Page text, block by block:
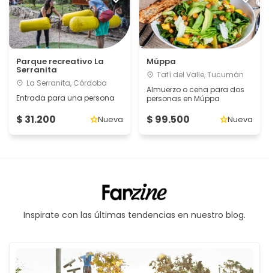
Parque recreativo La
Serranita
La Serranita, Córdoba
Entrada para una persona
$ 31.200 Nueva
Múppa
Tafí del Valle, Tucumán
Almuerzo o cena para dos
personas en Múppa
$ 99.500 Nueva
Inspirate con las últimas tendencias en nuestro blog.